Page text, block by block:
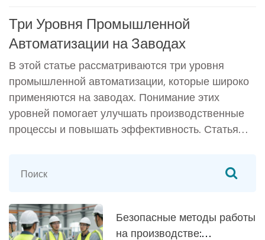
Три Уровня Промышленной
Автоматизации на Заводах
В этой статье рассматриваются три уровня
промышленной автоматизации, которые широко
применяются на заводах. Понимание этих
уровней помогает улучшать производственные
процессы и повышать эффективность. Статья
оптимизацию производства и что нужно
Изложение содержит интересные примеры и
практические советы по автоматизации заводов.
Безопасные методы работы
на производстве: